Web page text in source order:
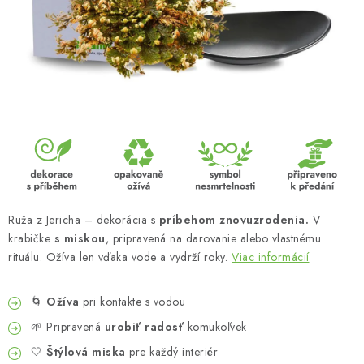
DOVOLENKA
Doprava a platba Recenzie
Vernostný program
Kontakty
Ruža z Jericha – dekorácia s príbehom znovuzrodenia. V
krabičke s miskou, pripravená na darovanie alebo vlastnému
rituálu. Ožíva len vďaka vode a vydrží roky. Viac informácií
🌀 Ožíva pri kontakte s vodou
🌱 Pripravená urobiť radosťkomukoľvek
🤍 Štýlová miska pre každý interiér